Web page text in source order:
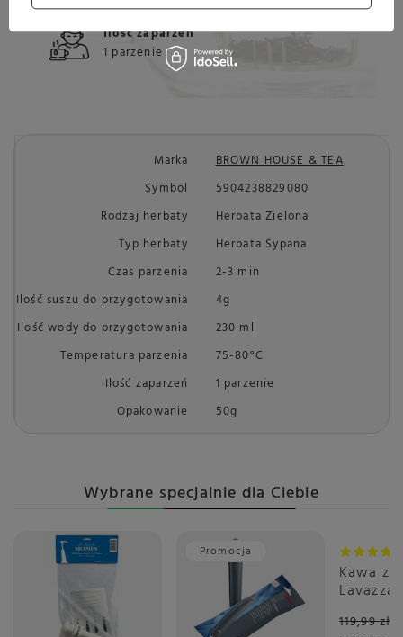
Ilość zaparzeń
1 parzenie
Marka
BROWN HOUSE & TEA
Symbol
5904238829080
Rodzaj herbaty
Herbata Zielona
Typ herbaty
Herbata Sypana
Czas parzenia
2-3 min
Ilość suszu do przygotowania
4g
Ilość wody do przygotowania
230 ml
Temperatura parzenia
75-80°C
Ilość zaparzeń
1 parzenie
Opakowanie
50g
Wybrane specjalnie dla Ciebie
Promocja
Kawa
Lavazza
119,99 zł